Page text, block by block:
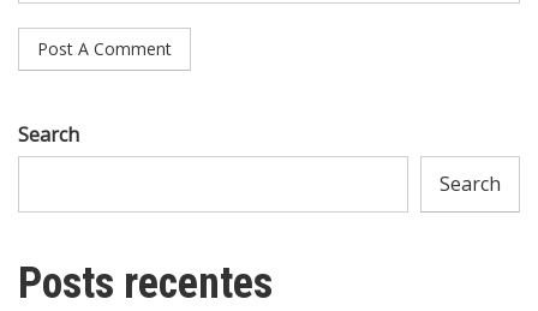
Search
Search
Posts recentes